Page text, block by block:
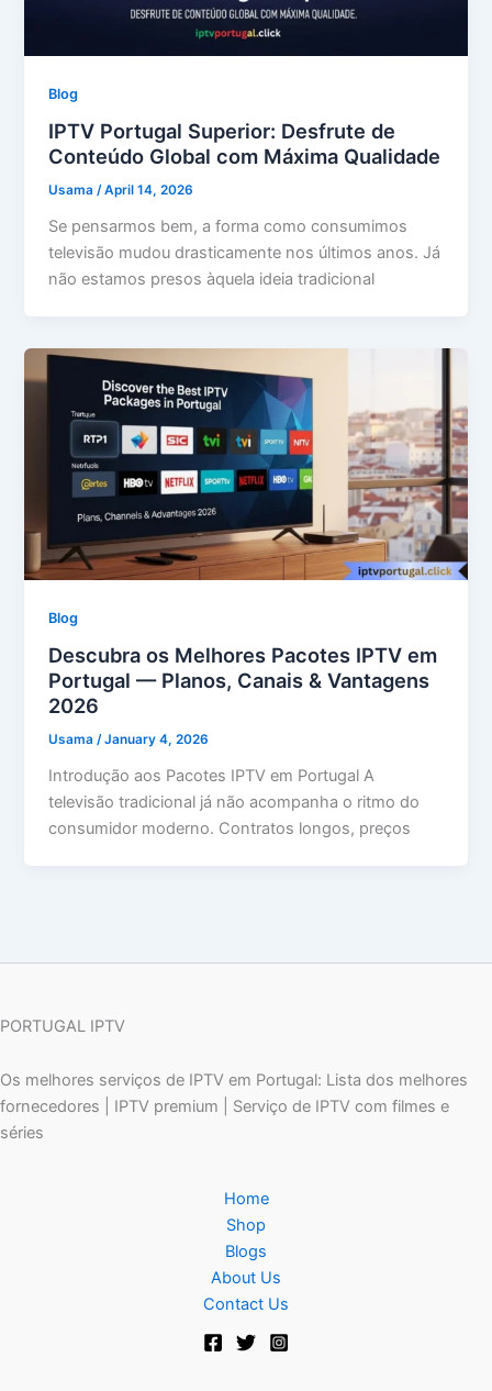
Blog
IPTV Portugal Superior: Desfrute de
Conteúdo Global com Máxima Qualidade
Usama/April 14, 2026
Se pensarmos bem, a forma como consumimos
televisão mudou drasticamente nos últimos anos. Já
não estamos presos àquela ideia tradicional
Blog
Descubra os Melhores Pacotes IPTV em
Portugal — Planos, Canais & Vantagens
2026
Usama/January 4, 2026
Introdução aos Pacotes IPTV em Portugal A
televisão tradicional já não acompanha o ritmo do
consumidor moderno. Contratos longos, preços
PORTUGAL IPTV
Os melhores serviços de IPTV em Portugal: Lista dos melhores
fornecedores | IPTV premium | Serviço de IPTV com filmes e
séries
Home
Shop
Blogs
About Us
Contact Us